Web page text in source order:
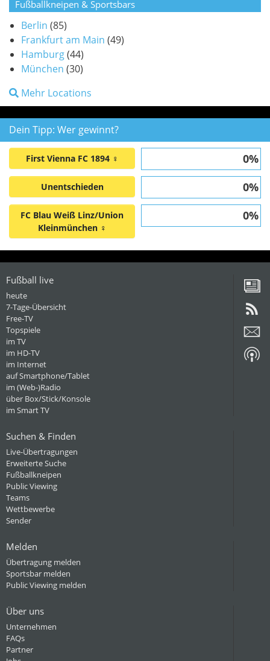
Fußballkneipen & Sportsbars
Berlin (85)
Frankfurt am Main (49)
Hamburg(44)
München (30)
Mehr Locations
Dein Tipp: Wer gewinnt?
First Vienna FC 1894 ♀ 0%
Unentschieden 0%
FC Blau Weiß Linz/Union
Kleinmünchen ♀
0%
Fußball live
heute
7-Tage-Übersicht
Free-TV
Topspiele
im TV
im HD-TV
im Internet
auf Smartphone/Tablet
im (Web-)Radio
über Box/Stick/Konsole
im Smart TV
Suchen & Finden
Live-Übertragungen
Erweiterte Suche
Fußballkneipen
Public Viewing
Teams
Wettbewerbe
Sender
Melden
Übertragung melden
Sportsbar melden
Public Viewing melden
Über uns
Unternehmen
FAQs
Partner